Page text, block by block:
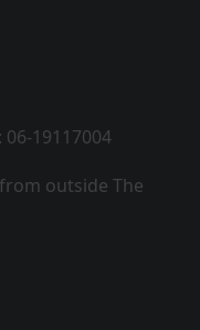
19117004
outside The